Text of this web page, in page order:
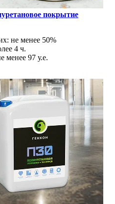
покрытие
не менее 50%
4 ч.
менее 97 у.е.